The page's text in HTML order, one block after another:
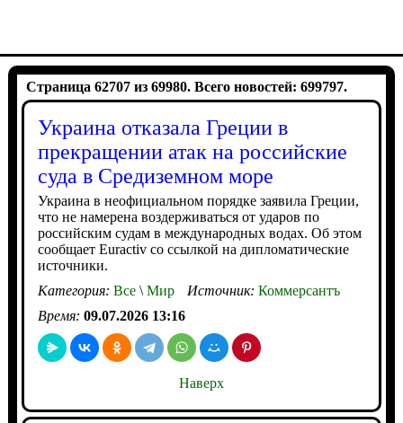
Страница 62707 из 69980. Всего новостей: 699797.
Украина отказала Греции в
прекращении атак на российские
суда в Средиземном море
Украина в неофициальном порядке заявила Греции,
что не намерена воздерживаться от ударов по
российским судам в международных водах. Об этом
сообщает Euractiv со ссылкой на дипломатические
источники.
Категория: Все\Мир Источник: Коммерсантъ
Время: 09.07.2026 13:16
Наверх